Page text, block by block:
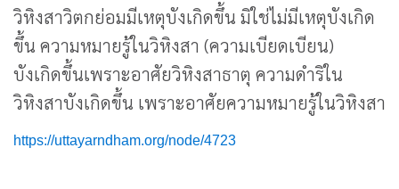
วิหิงสาวิตกย่อมมีเหตุบังเกิดขึ้น มิใช่ไม่มีเหตุบังเกิด
ขึ้น ความหมายรู้ในวิหิงสา (ความเบียดเบียน)
บังเกิดขึ้นเพราะอาศัยวิหิงสาธาตุ ความดำริใน
วิหิงสาบังเกิดขึ้น เพราะอาศัยความหมายรู้ในวิหิงสา
https://uttayarndham.org/node/4723